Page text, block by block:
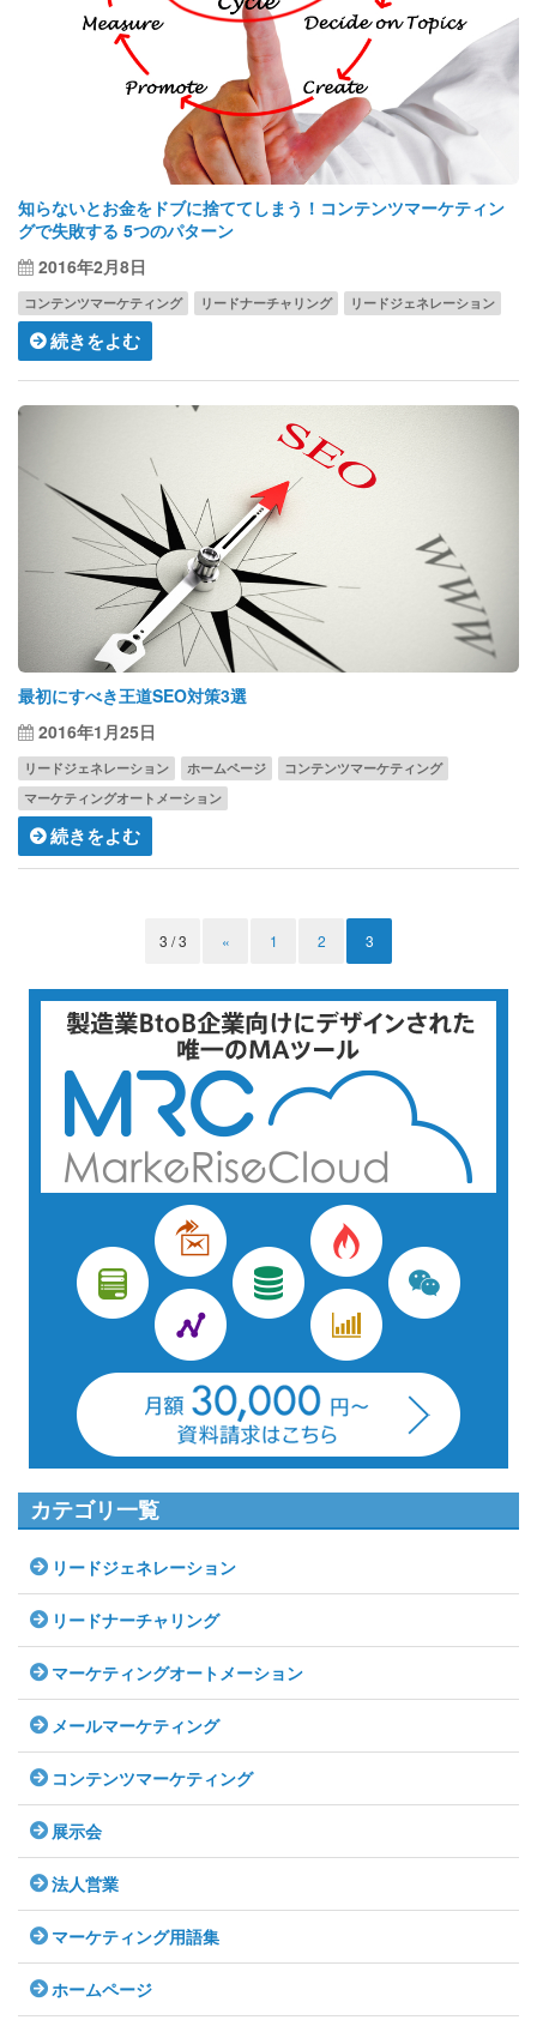
知らないとお金をドブに捨ててしまう！コンテンツマーケティン
グで失敗する 5つのパターン
2016年2月8日
コンテンツマーケティング リードナーチャリング リードジェネレーション
続きをよむ
最初にすべき王道SEO対策3選
2016年1月25日
リードジェネレーション ホームページ
コンテンツマーケティング
マーケティングオートメーション
続きをよむ
3 / 3 « 1 2 3
カテゴリ一覧
リードジェネレーション
リードナーチャリング
マーケティングオートメーション
メールマーケティング
コンテンツマーケティング
展示会
法人営業
マーケティング用語集
ホームページ